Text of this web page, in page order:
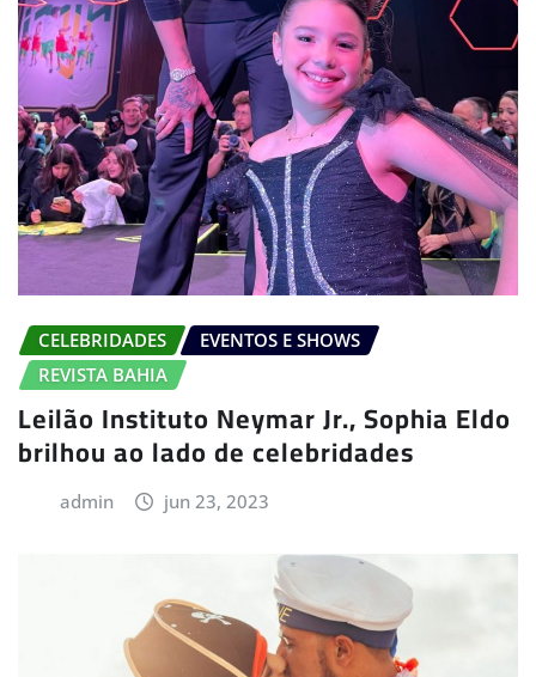
CELEBRIDADES
EVENTOS E SHOWS
REVISTA BAHIA
Leilão Instituto Neymar Jr., Sophia Eldo
brilhou ao lado de celebridades
admin jun 23, 2023